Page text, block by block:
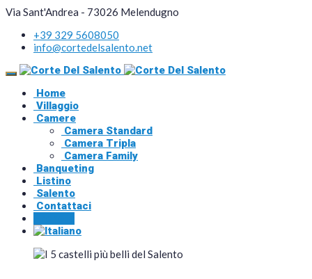
Via Sant'Andrea - 73026 Melendugno
+39 329 5608050
info@cortedelsalento.net
Home
Villaggio
Camere
Camera Standard
Camera Tripla
Camera Family
Banqueting
Listino
Salento
Contattaci